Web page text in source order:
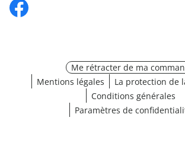
Me rétracter de ma
Mentions légales
La protection de
Conditions générales
Paramètres de